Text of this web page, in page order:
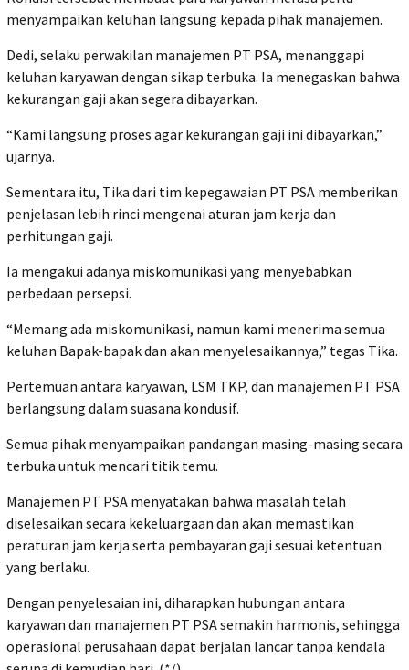
menyampaikan keluhan langsung kepada pihak manajemen.
‎Dedi, selaku perwakilan manajemen PT PSA, menanggapi
keluhan karyawan dengan sikap terbuka. Ia menegaskan bahwa
kekurangan gaji akan segera dibayarkan.
“Kami langsung proses agar kekurangan gaji ini dibayarkan,”
ujarnya.
‎Sementara itu, Tika dari tim kepegawaian PT PSA memberikan
penjelasan lebih rinci mengenai aturan jam kerja dan
perhitungan gaji.
Ia mengakui adanya miskomunikasi yang menyebabkan
perbedaan persepsi.
‎“Memang ada miskomunikasi, namun kami menerima semua
keluhan Bapak-bapak dan akan menyelesaikannya,” tegas Tika.
‎Pertemuan antara karyawan, LSM TKP, dan manajemen PT PSA
berlangsung dalam suasana kondusif.
Semua pihak menyampaikan pandangan masing-masing secara
terbuka untuk mencari titik temu.
‎Manajemen PT PSA menyatakan bahwa masalah telah
diselesaikan secara kekeluargaan dan akan memastikan
peraturan jam kerja serta pembayaran gaji sesuai ketentuan
yang berlaku.
‎Dengan penyelesaian ini, diharapkan hubungan antara
karyawan dan manajemen PT PSA semakin harmonis, sehingga
operasional perusahaan dapat berjalan lancar tanpa kendala